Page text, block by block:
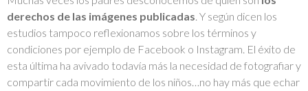
derechos de las imágenes publicadas. Y según dicen los
estudios tampoco reflexionamos sobre los términos y
condiciones por ejemplo de Facebook o Instagram. El éxito de
esta última ha avivado todavía más la necesidad de fotografiar y
compartir cada movimiento de los niños…no hay más que echar